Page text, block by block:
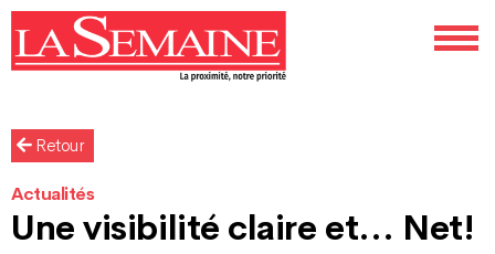
Retour
Actualités
Une visibilité claire et… Net!